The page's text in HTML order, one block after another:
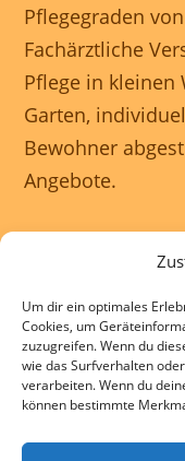
Um dir ein optimales
Cookies, um
zuzugreifen. Wenn du
wie das Surfverhalten
verarbeiten. Wenn du
können bestimmte
Pflegegraden
Fachärztliche
Pflege in kleinen
Garten,
Bewohner
Angebote.
gewährleisten
Betreuung.
Kontakte und
kostenlos.